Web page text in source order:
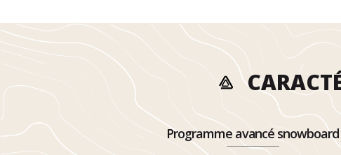
Programme avancé snowboard